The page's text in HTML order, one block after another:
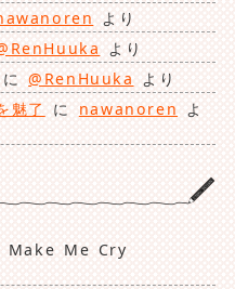
より
より
に@RenHuuka より
魅了
に nawanoren よ
Make Me Cry